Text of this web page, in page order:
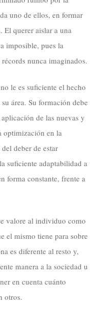
uno de ellos, en formar
El querer aislar a una
imposible, pues la
nunca imaginados.
le es suficiente el hecho
área. Su formación debe
de las nuevas y
optimización en la
deber de estar
suficiente adaptabilidad a
forma constante, frente a
valore al individuo como
el mismo tiene para sobre
es diferente al resto y,
manera a la sociedad u
en cuenta cuánto
otros.